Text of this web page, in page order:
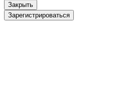
Закрыть
Зарегистрироваться